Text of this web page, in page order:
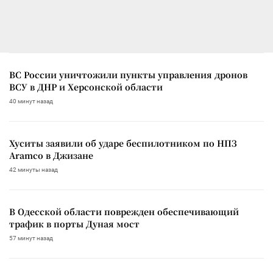
ВС России уничтожили пункты управления дронов
ВСУ в ДНР и Херсонской области
40 минут назад
Хуситы заявили об ударе беспилотником по НПЗ
Aramco в Джизане
42 минуты назад
В Одесской области поврежден обеспечивающий
трафик в порты Дуная мост
57 минут назад